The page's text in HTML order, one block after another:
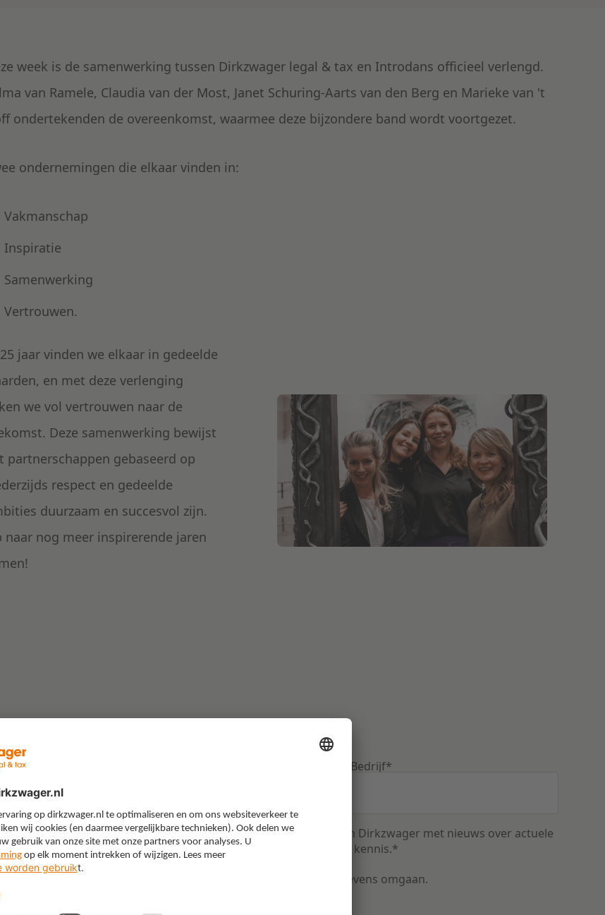
week is de samenwerking tussen Dirkzwager legal & tax en Introdans officieel verlengd.
van Ramele, Claudia van der Most, Janet Schuring-Aarts van den Berg en Marieke van 't
ondertekenden de overeenkomst, waarmee deze bijzondere band wordt voortgezet.
ondernemingen die elkaar vinden in:
Vakmanschap
Inspiratie
Samenwerking
Vertrouwen.
jaar vinden we elkaar in gedeelde
en met deze verlenging
we vol vertrouwen naar de
Deze samenwerking bewijst
partnerschappen gebaseerd op
respect en gedeelde
duurzaam en succesvol zijn.
naar nog meer inspirerende jaren
Ja, ik wil de nieuwsbrief ontvangen
Bedrijf*
Ik ontvang graag de nieuwsbrief van Dirkzwager met nieuws over actuele
onderwerpen, updates en relevante kennis.*
om te lezen hoe we met uw gegevens omgaan.